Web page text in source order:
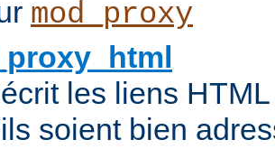
mod_proxy
les liens
soient bien